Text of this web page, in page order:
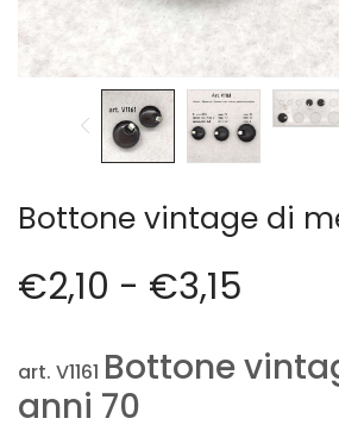
Alamari (5)
Calze collant donna (24)
Cappelli (16)
Cerniere lampo / Zip/Fibbie (27)
Elastici (10)
filati cucirini e affini (9)
Fodere (5)
LANA (27)
Nastri, fettucce, cordoni, (49)
Pizzi (11)
Prodotti per la sartoria (34)
Bottone vintage di
€2,10 - €3,15
art. V1161 Bottone
anni 70